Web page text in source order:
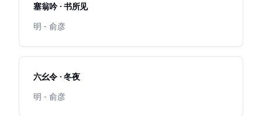
塞翁吟 · 书所见
明 - 俞彦
六幺令 · 冬夜
明 - 俞彦